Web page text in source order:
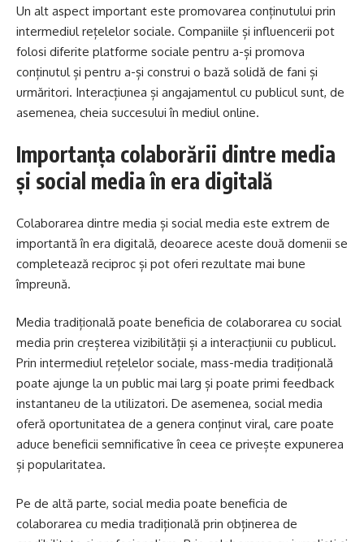
Un alt aspect important este promovarea conținutului prin
intermediul rețelelor sociale. Companiile și influencerii pot
folosi diferite platforme sociale pentru a-și promova
conținutul și pentru a-și construi o bază solidă de fani și
urmăritori. Interacțiunea și angajamentul cu publicul sunt, de
asemenea, cheia succesului în mediul online.
Importanța colaborării dintre media
și social media în era digitală
Colaborarea dintre media și social media este extrem de
importantă în era digitală, deoarece aceste două domenii se
completează reciproc și pot oferi rezultate mai bune
împreună.
Media tradițională poate beneficia de colaborarea cu social
media prin creșterea vizibilității și a interacțiunii cu publicul.
Prin intermediul rețelelor sociale, mass-media tradițională
poate ajunge la un public mai larg și poate primi feedback
instantaneu de la utilizatori. De asemenea, social media
oferă oportunitatea de a genera conținut viral, care poate
aduce beneficii semnificative în ceea ce privește expunerea
și popularitatea.
Pe de altă parte, social media poate beneficia de
colaborarea cu media tradițională prin obținerea de